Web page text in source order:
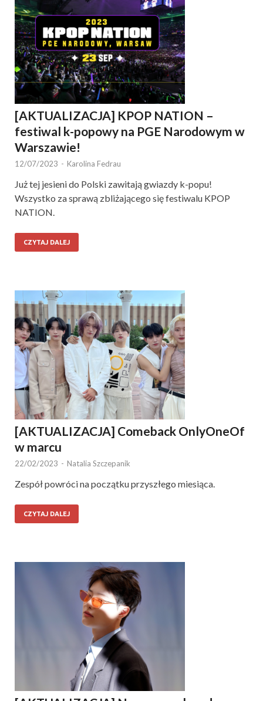
[AKTUALIZACJA] KPOP NATION –
festiwal k-popowy na PGE Narodowym w
Warszawie!
12/07/2023 - Karolina Fedrau
Już tej jesieni do Polski zawitają gwiazdy k-popu!
Wszystko za sprawą zbliżającego się festiwalu KPOP
NATION.
CZYTAJ DALEJ
[AKTUALIZACJA] Comeback OnlyOneOf
w marcu
22/02/2023 - Natalia Szczepanik
Zespół powróci na początku przyszłego miesiąca.
CZYTAJ DALEJ